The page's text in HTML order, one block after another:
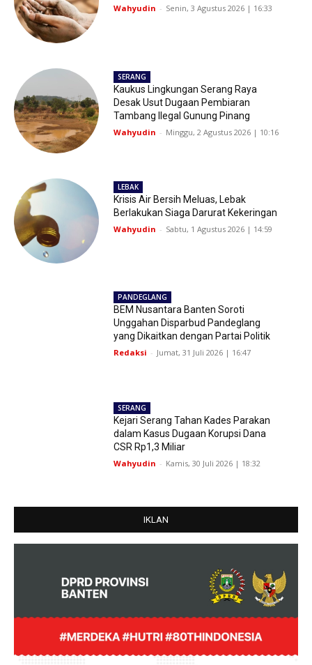
Wahyudin - Senin, 3 Agustus 2026 | 16:33
SERANG
Kaukus Lingkungan Serang Raya
Desak Usut Dugaan Pembiaran
Tambang Ilegal Gunung Pinang
Wahyudin - Minggu, 2 Agustus 2026 | 10:16
LEBAK
Krisis Air Bersih Meluas, Lebak
Berlakukan Siaga Darurat Kekeringan
Wahyudin - Sabtu, 1 Agustus 2026 | 14:59
PANDEGLANG
BEM Nusantara Banten Soroti
Unggahan Disparbud Pandeglang
yang Dikaitkan dengan Partai Politik
Redaksi - Jumat, 31 Juli 2026 | 16:47
SERANG
Kejari Serang Tahan Kades Parakan
dalam Kasus Dugaan Korupsi Dana
CSR Rp1,3 Miliar
Wahyudin - Kamis, 30 Juli 2026 | 18:32
IKLAN